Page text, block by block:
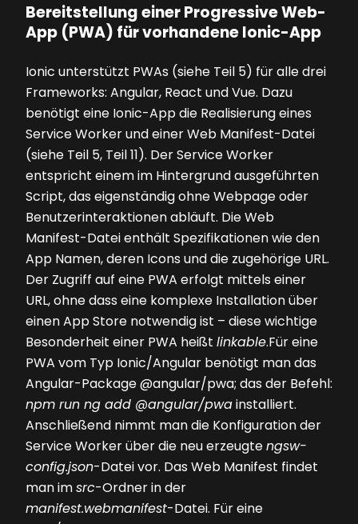
Bereitstellung einer Progressive Web-
App (PWA) für vorhandene Ionic-App
Ionic unterstützt PWAs (siehe Teil 5) für alle drei
Frameworks: Angular, React und Vue. Dazu
benötigt eine Ionic-App die Realisierung eines
Service Worker und einer Web Manifest-Datei
(siehe Teil 5, Teil 11). Der Service Worker
entspricht einem im Hintergrund ausgeführten
Script, das eigenständig ohne Webpage oder
Benutzerinteraktionen abläuft. Die Web
Manifest-Datei enthält Spezifikationen wie den
App Namen, deren Icons und die zugehörige URL.
Der Zugriff auf eine PWA erfolgt mittels einer
URL, ohne dass eine komplexe Installation über
einen App Store notwendig ist – diese wichtige
Besonderheit einer PWA heißt linkable.Für eine
PWA vom Typ Ionic/Angular benötigt man das
Angular-Package @angular/pwa; das der Befehl:
npm run ng add @angular/pwainstalliert.
Anschließend nimmt man die Konfiguration der
Service Worker über die neu erzeugtengsw-
config.json-Datei vor. Das Web Manifest findet
man imsrc-Ordner in der
manifest.webmanifest-Datei. Für eine